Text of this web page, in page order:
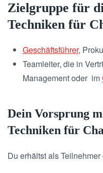
Zielgruppe für
Techniken für
Geschäftsführer,
Teamleiter, die in
Management oder im
Dein Vorsprung
Techniken für
Du erhältst als